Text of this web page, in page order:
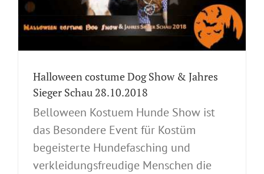
Halloween costume Dog Show & Jahres
Sieger Schau 28.10.2018
Belloween Kostuem Hunde Show ist
das Besondere Event für Kostüm
begeisterte Hundefasching und
verkleidungsfreudige Menschen die